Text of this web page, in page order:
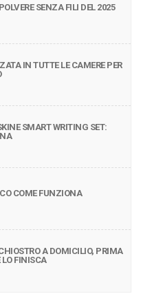
SENZA FILI DEL 2025
IN TUTTE LE CAMERE PER
SMART WRITING SET:
COME FUNZIONA
A DOMICILIO, PRIMA
FINISCA